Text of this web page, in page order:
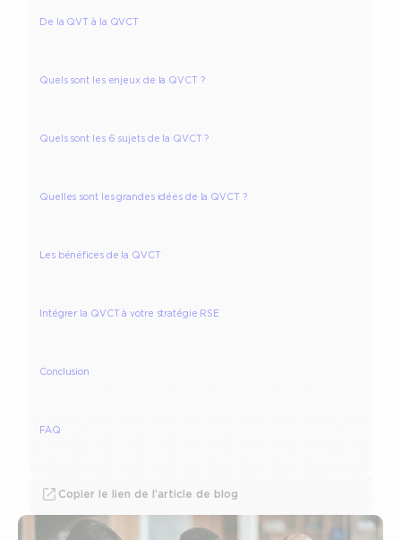
De la QVT à la QVCT
Quels sont les enjeux de la QVCT ?
Quels sont les 6 sujets de la QVCT ?
Quelles sont les grandes idées de la QVCT ?
Les bénéfices de la QVCT
Intégrer la QVCT à votre stratégie RSE
Conclusion
FAQ
Copier le lien de l’article de blog